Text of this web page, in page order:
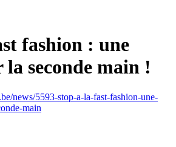
fashion : une
seconde main !
news/5593-stop-a-la-fast-fashion-une-
main